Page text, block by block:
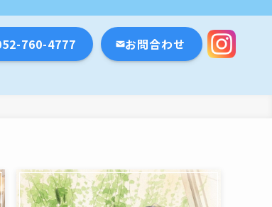
市
760-4777 お問合わせ